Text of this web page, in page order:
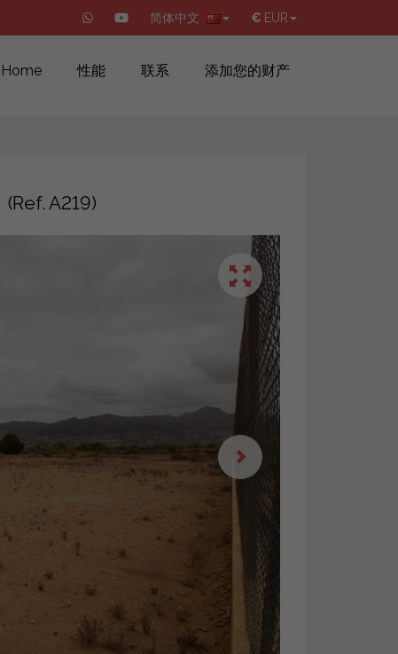
€ EUR
简体中文
Home 性能 联系 添加您的财产
(Ref. A219)